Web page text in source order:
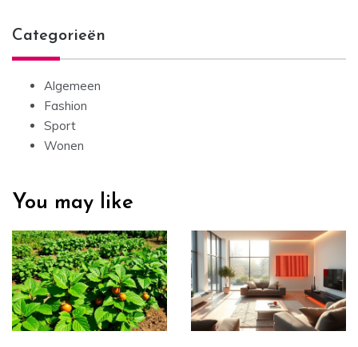
Categorieën
Algemeen
Fashion
Sport
Wonen
You may like